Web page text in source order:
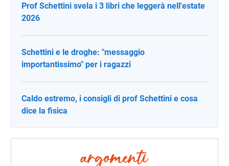
Prof Schettini svela i 3 libri che leggerà nell'estate
2026
Schettini e le droghe: "messaggio
importantissimo" per i ragazzi
Caldo estremo, i consigli di prof Schettini e cosa
dice la fisica